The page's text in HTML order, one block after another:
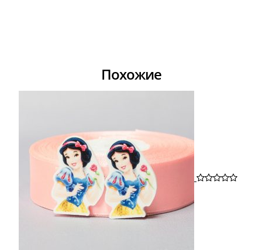
Похожие